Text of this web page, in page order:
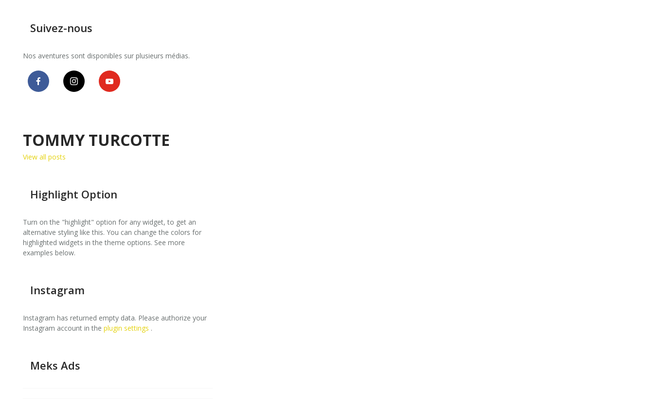
Suivez-nous
Nos aventures sont disponibles sur plusieurs médias.
TOMMY TURCOTTE
View all posts
Highlight Option
Turn on the "highlight" option for any widget, to get an
alternative styling like this. You can change the colors for
highlighted widgets in the theme options. See more
examples below.
Instagram
Instagram has returned empty data. Please authorize your
Instagram account in the plugin settings .
Meks Ads